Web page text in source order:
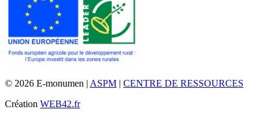
© 2026 E-monumen | ASPM | CENTRE DE RESSOURCES
Création WEB42.fr